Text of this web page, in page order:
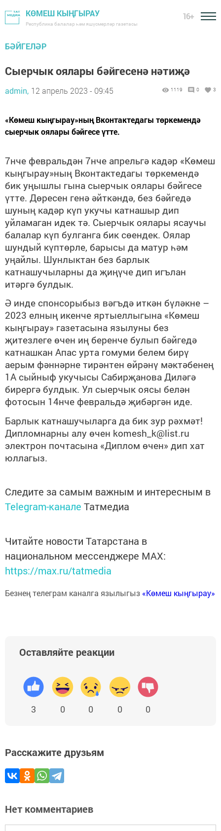
КӨМЕШ КЫҢГЫРАУ
Республика балалар һәм яшүсмерләр газетасы
16+
БӘЙГЕЛӘР
Сыерчык оялары бәйгесенә нәтиҗә
admin, 12 апрель 2023 - 09:45 1119 0 3
«Көмеш кыңгырау»ның Вконтактедагы төркемендә
сыерчык оялары бәйгесе үтте.
7нче февральдән 7нче апрельгә кадәр «Көмеш
кыңгырау»ның Вконтактедагы төркемендә
бик уңышлы гына сыерчык оялары бәйгесе
үтте. Дөресен генә әйткәндә, без бәйгедә
шуның кадәр күп укучы катнашыр дип
уйламаган идек тә. Сыерчык оялары ясаучы
балалар күп булганга бик сөендек. Оялар
шундый күптөрле, барысы да матур һәм
уңайлы. Шунлыктан без барлык
катнашучыларны да җиңүче дип игълан
итәргә булдык.
Ә инде спонсорыбыз вәгъдә иткән бүләкне –
2023 елның икенче яртыеллыгына «Көмеш
кыңгырау» газетасына язылуны без
җитезлеге өчен иң беренче булып бәйгедә
катнашкан Апас урта гомуми белем бирү
аерым фәннәрне тирәнтен өйрәнү мәктәбенең
1А сыйныф укучысы Сабирҗанова Диләгә
бирергә булдык. Ул сыерчык оясы белән
фотосын 14нче февральдә җибәргән иде.
Барлык катнашучыларга да бик зур рәхмәт!
Дипломнарны алу өчен komesh_k@list.ru
электрон почтасына «Диплом өчен» дип хат
юллагыз.
Следите за самым важным и интересным в
Telegram-канале Татмедиа
Читайте новости Татарстана в
национальном мессенджере MАХ:
https://max.ru/tatmedia
Безнең телеграм каналга язылыгыз «Көмеш кыңгырау»
Оставляйте реакции
3 0 0 0 0
Расскажите друзьям
Нет комментариев